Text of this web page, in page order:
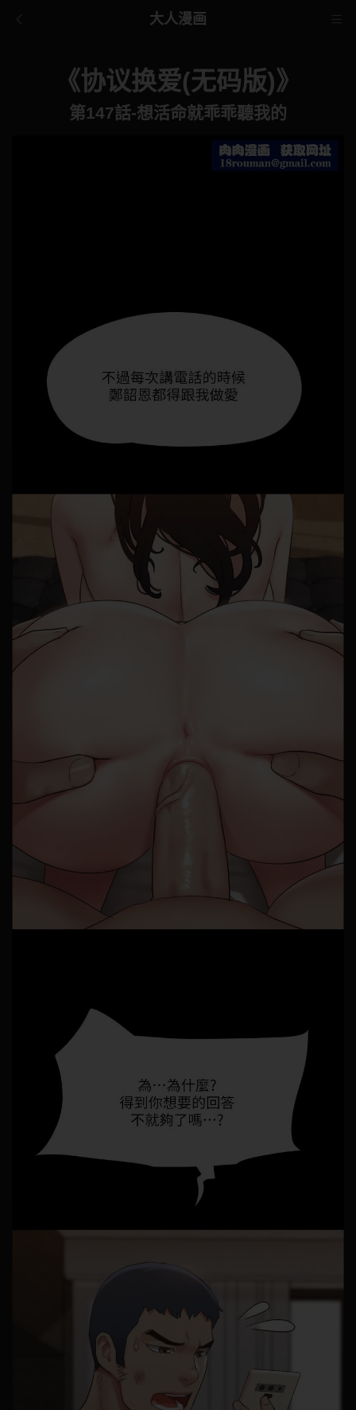
大人漫画
《协议换爱(无码版)》
第147話-想活命就乖乖聽我的